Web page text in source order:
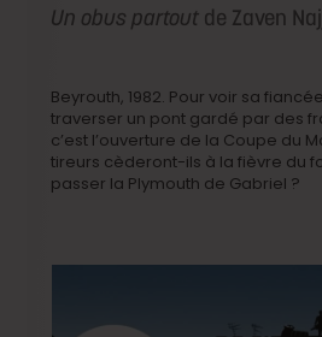
Un obus partout de Zaven
Beyrouth, 1982. Pour voir sa
traverser un pont gardé par des
c’est l’ouverture de la Coupe du
tireurs cèderont-ils à la fièvre du
passer la Plymouth de Gabriel ?